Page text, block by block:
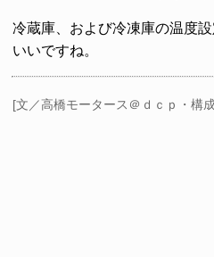
冷蔵庫、および冷凍庫の温度
いいですね。
[文／高橋モータース＠ｄｃｐ・構